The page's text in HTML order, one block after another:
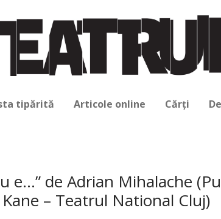
tipărită Articole online Cărți
e…” de Adrian Mihalache
Kane – Teatrul National Cluj)